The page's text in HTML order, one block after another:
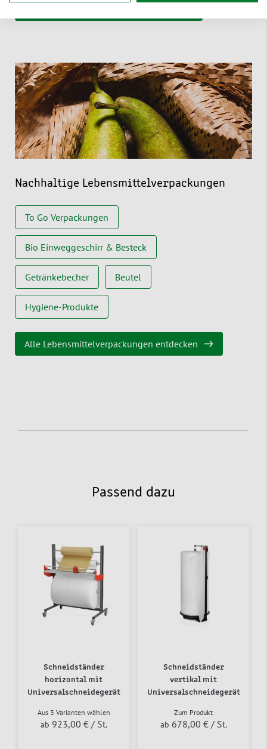
Nachhaltige Lebensmittelverpackungen
To Go Verpackungen
Bio Einweggeschirr & Besteck
Getränkebecher Beutel
Hygiene-Produkte
Alle Lebensmittelverpackungen entdecken
Passend dazu
Schneidständer
horizontal mit
Universalschneidegerät
Aus 3 Varianten wählen
ab 923,00 € / St.
Schneidständer
vertikal mit
Universalschneidegerät
Zum Produkt
ab 678,00 € / St.